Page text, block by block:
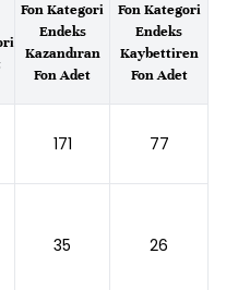
Fon Kategori
Endeks
Kazandıran
Fon Adet
Fon Kategori
Endeks
Kaybettiren
Fon Adet
171 77
35 26